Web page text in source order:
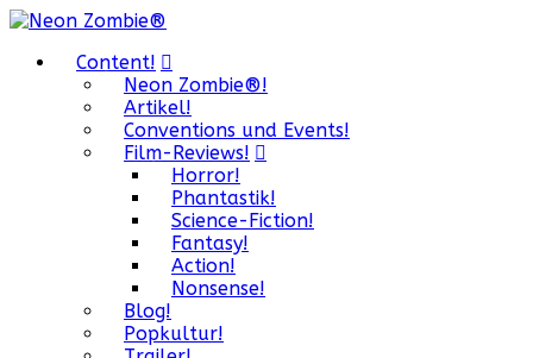
Content!
Neon Zombie®!
Artikel!
Conventions und Events!
Film-Reviews!
Horror!
Phantastik!
Science-Fiction!
Fantasy!
Action!
Nonsense!
Blog!
Popkultur!